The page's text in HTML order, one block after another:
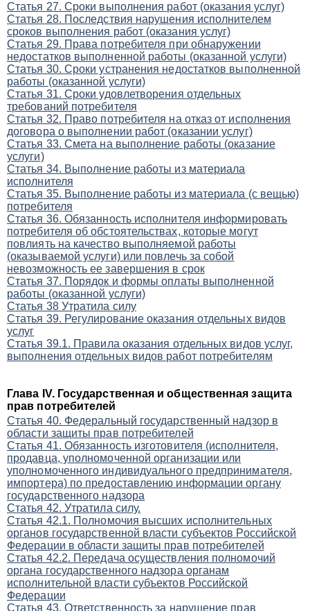
Статья 27. Сроки выполнения работ (оказания услуг)
Статья 28. Последствия нарушения исполнителем
сроков выполнения работ (оказания услуг)
Статья 29. Права потребителя при обнаружении
недостатков выполненной работы (оказанной услуги)
Статья 30. Сроки устранения недостатков выполненной
работы (оказанной услуги)
Статья 31. Сроки удовлетворения отдельных
требований потребителя
Статья 32. Право потребителя на отказ от исполнения
договора о выполнении работ (оказании услуг)
Статья 33. Смета на выполнение работы (оказание
услуги)
Статья 34. Выполнение работы из материала
исполнителя
Статья 35. Выполнение работы из материала (с вещью)
потребителя
Статья 36. Обязанность исполнителя информировать
потребителя об обстоятельствах, которые могут
повлиять на качество выполняемой работы
(оказываемой услуги) или повлечь за собой
невозможность ее завершения в срок
Статья 37. Порядок и формы оплаты выполненной
работы (оказанной услуги)
Статья 38 Утратила силу
Статья 39. Регулирование оказания отдельных видов
услуг
Статья 39.1. Правила оказания отдельных видов услуг,
выполнения отдельных видов работ потребителям
Глава IV. Государственная и общественная защита
прав потребителей
Статья 40. Федеральный государственный надзор в
области защиты прав потребителей
Статья 41. Обязанность изготовителя (исполнителя,
продавца, уполномоченной организации или
уполномоченного индивидуального предпринимателя,
импортера) по предоставлению информации органу
государственного надзора
Статья 42. Утратила силу.
Статья 42.1. Полномочия высших исполнительных
органов государственной власти субъектов Российской
Федерации в области защиты прав потребителей
Статья 42.2. Передача осуществления полномочий
органа государственного надзора органам
исполнительной власти субъектов Российской
Федерации
Статья 43. Ответственность за нарушение прав